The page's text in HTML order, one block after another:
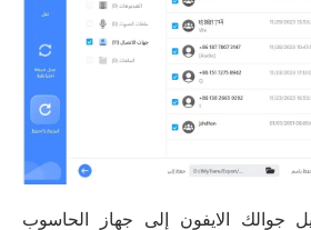
جوالك الايفون إلى جهاز الحاسوب